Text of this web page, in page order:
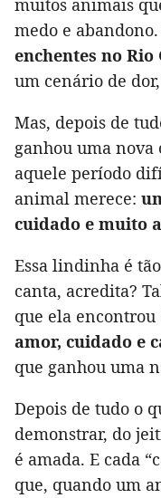
muitos animais
medo e
enchentes no
um cenário de
Mas, depois de
ganhou uma nova
aquele período
animal merece:
cuidado e muito
Essa lindinha é
canta, acredita?
que ela encontrou
amor, cuidado e
que ganhou uma
Depois de tudo o
demonstrar, do
é amada. E cada
que, quando um